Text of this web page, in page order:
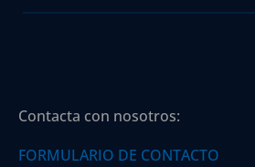
Contacta con nosotros:
FORMULARIO DE CONTACTO